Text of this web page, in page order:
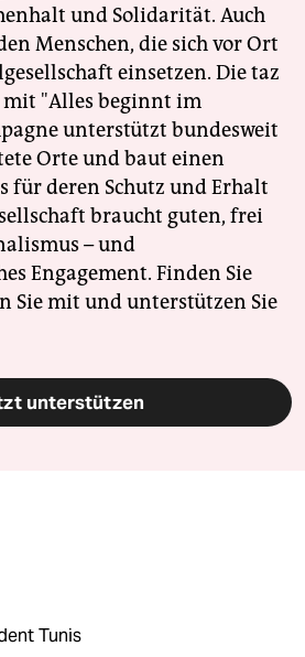
und Solidarität. Auch
Menschen, die sich vor Ort
einsetzen. Die taz
"Alles beginnt im
unterstützt bundesweit
Orte und baut einen
für deren Schutz und Erhalt
braucht guten, frei
– und
Engagement. Finden Sie
Sie mit und unterstützen Sie
unterstützen
Tunis